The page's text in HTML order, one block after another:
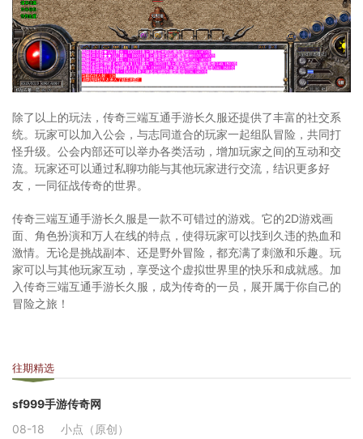
除了以上的玩法，传奇三端互通手游长久服还提供了丰富的社交系
统。玩家可以加入公会，与志同道合的玩家一起组队冒险，共同打
怪升级。公会内部还可以举办各类活动，增加玩家之间的互动和交
流。玩家还可以通过私聊功能与其他玩家进行交流，结识更多好
友，一同征战传奇的世界。
传奇三端互通手游长久服是一款不可错过的游戏。它的2D游戏画
面、角色扮演和万人在线的特点，使得玩家可以找到久违的热血和
激情。无论是挑战副本、还是野外冒险，都充满了刺激和乐趣。玩
家可以与其他玩家互动，享受这个虚拟世界里的快乐和成就感。加
入传奇三端互通手游长久服，成为传奇的一员，展开属于你自己的
冒险之旅！
往期精选
sf999手游传奇网
08-18
小点（原创）